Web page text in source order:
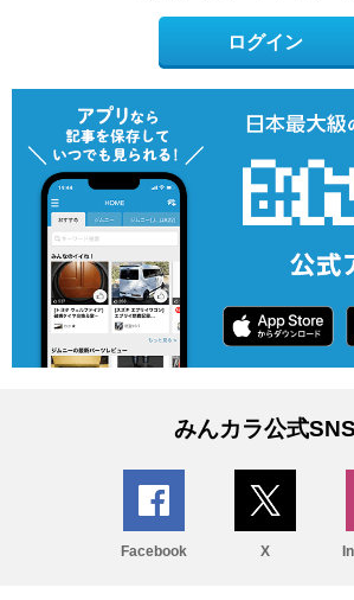
ログイン
みんカラ公式SNS
Facebook X